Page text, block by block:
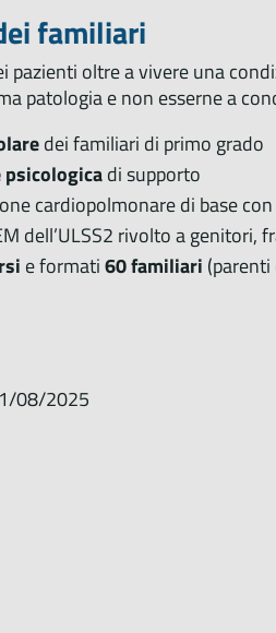
familiari
pazienti oltre a vivere una
patologia e non esserne a
dei familiari di primo grado
di supporto
cardiopolmonare di base
dell’ULSS2 rivolto a genitori,
e formati60familiari
08/2025